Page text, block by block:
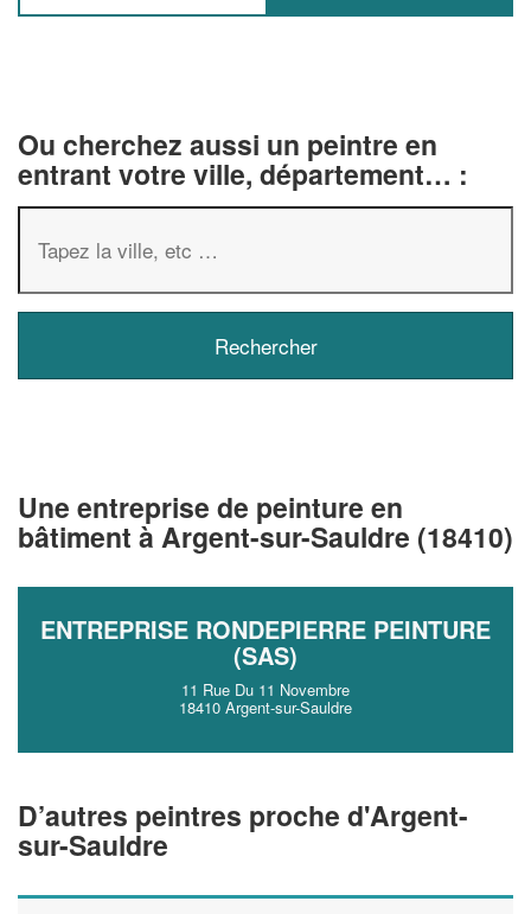
Ou cherchez aussi un peintre en
entrant votre ville, département… :
Une entreprise de peinture en
bâtiment à Argent-sur-Sauldre (18410)
ENTREPRISE RONDEPIERRE PEINTURE
(SAS)
11 Rue Du 11 Novembre
18410 Argent-sur-Sauldre
D’autres peintres proche d'Argent-
sur-Sauldre
Augmentez votrechiffre
vosmargestout en gagnant de
En savoir plus